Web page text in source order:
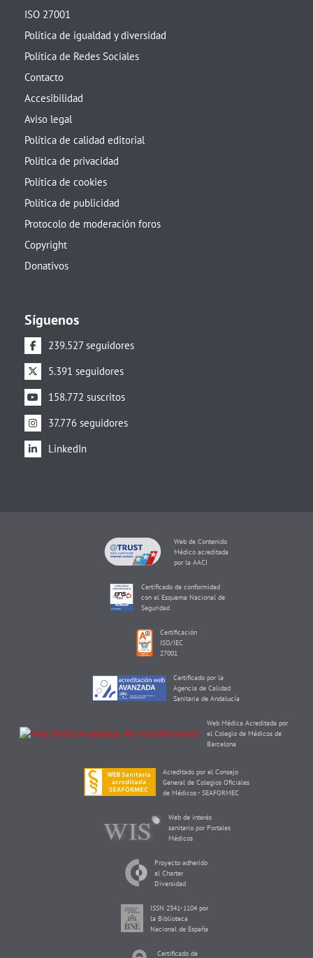
ISO 27001
Política de igualdad y diversidad
Política de Redes Sociales
Contacto
Accesibilidad
Aviso legal
Política de calidad editorial
Política de privacidad
Política de cookies
Política de publicidad
Protocolo de moderación foros
Copyright
Donativos
Síguenos
239.527 seguidores
5.391 seguidores
158.772 suscritos
37.776 seguidores
LinkedIn
Web de Contenido
Médico acreditada
por la AACI
Certificado de conformidad
con el Esquema Nacional de
Seguridad
Certificación
ISO/IEC
27001
Certificado por la
Agencia de Calidad
Sanitaria de Andalucía
Web Médica Acreditada por
el Colegio de Médicos de
Barcelona
Acreditado por el Consejo
General de Colegios Oficiales
de Médicos - SEAFORMEC
Web de interés
sanitario por Portales
Médicos
Proyecto adherido
al Charter
Diversidad
ISSN 2341-1104 por
la Biblioteca
Nacional de España
Certificado de